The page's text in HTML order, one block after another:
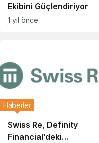
Ekibini Güçlendiriyor
1 yıl önce
Swiss Re, Definity
Financial’deki
Haberler